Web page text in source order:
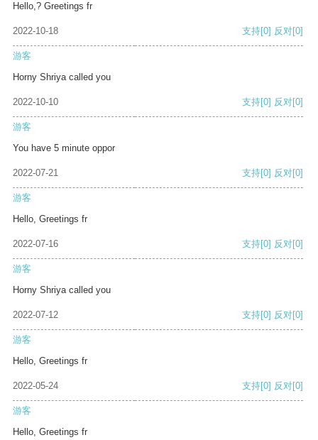
Hello,? Greetings fr
2022-10-18 支持[0] 反对[0]
游客
Horny Shriya called you
2022-10-10 支持[0] 反对[0]
游客
You have 5 minute oppor
2022-07-21 支持[0] 反对[0]
游客
Hello, Greetings fr
2022-07-16 支持[0] 反对[0]
游客
Horny Shriya called you
2022-07-12 支持[0] 反对[0]
游客
Hello, Greetings fr
2022-05-24 支持[0] 反对[0]
游客
Hello, Greetings fr